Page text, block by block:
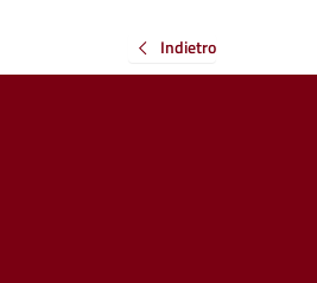
Indietro